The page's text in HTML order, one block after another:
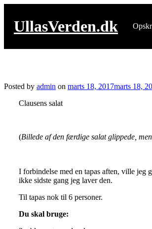
UllasVerden.dk
Posted by admin on marts 18, 2017marts 18,
Clausens salat
(Billede af den færdige salat glippede,
I forbindelse med en tapas aften, ville jeg
ikke sidste gang jeg laver den.
Til tapas nok til 6 personer.
Du skal bruge: